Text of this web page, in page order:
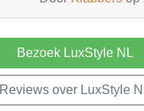
Bezoek LuxStyle NL
Reviews over LuxStyle